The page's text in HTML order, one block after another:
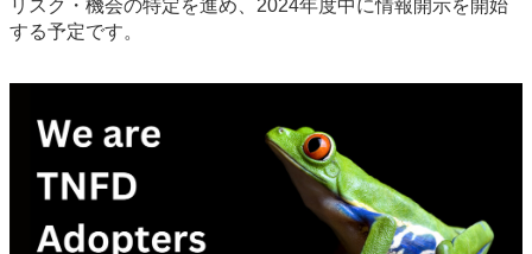
リスク・機会の特定を進め、2024年度中に情報開示を開始
する予定です。